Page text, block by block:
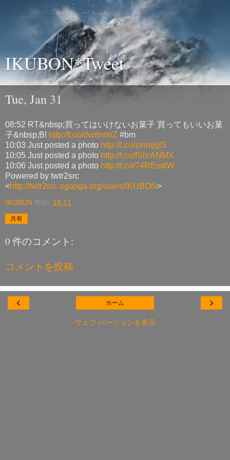
IKUBON*Tweet
Tue, Jan 31
08:52 RT&nbsp;買ってはいけないお菓子 買ってもいいお菓
子&nbsp;B! http://t.co/dwrtnnhZ #bm
10:03 Just posted a photo http://t.co/zInmjglS
10:05 Just posted a photo http://t.co/fShrANMX
10:06 Just posted a photo http://t.co/74REsdlW
Powered by twtr2src
<http://twtr2src.ogaoga.org/users/IKUBON >
IKUBON 時刻: 16:11
共有
0 件のコメント:
コメントを投稿
‹ ›
ホーム
ウェブ バージョンを表示